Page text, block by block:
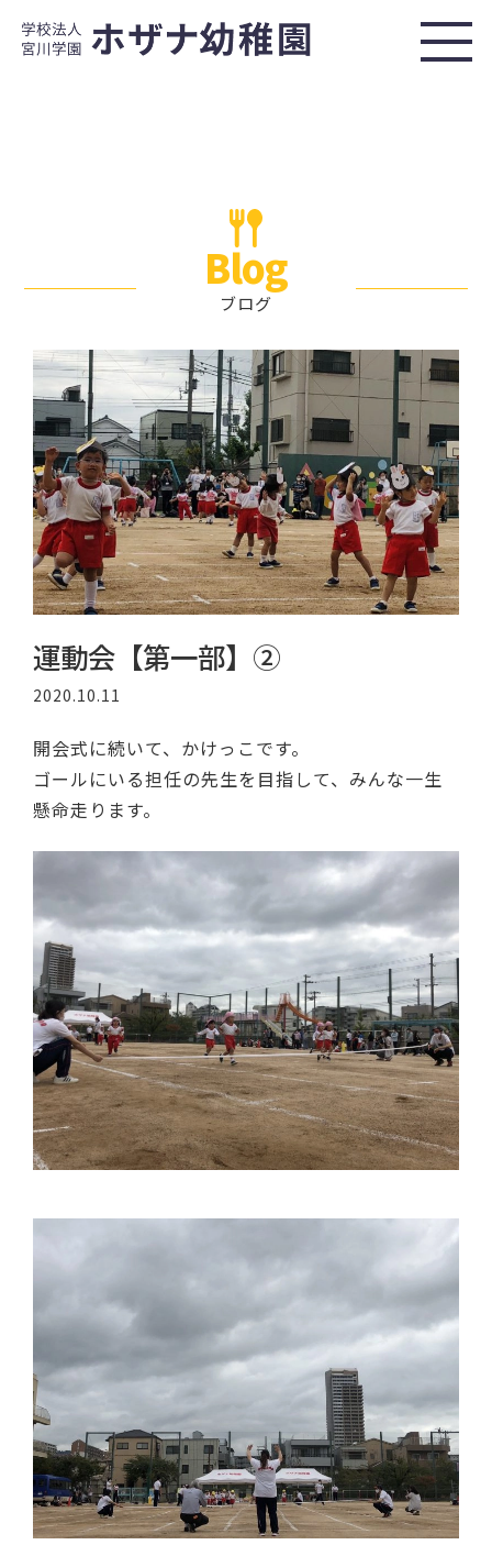
Blog
ブログ
運動会【第一部】②
2020.10.11
開会式に続いて、かけっこです。
ゴールにいる担任の先生を目指して、みんな一生
懸命走ります。